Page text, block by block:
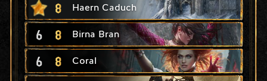
8 Haern Caduch
6 8 Birna Bran
6 8 Coral